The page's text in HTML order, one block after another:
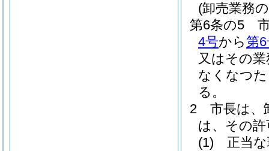
(卸売業務
第6条の5
4号から第
又はその
なくなつ
る。
2
市長は、
は、その
(1)
正当